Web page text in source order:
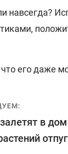
навсегда?
его даже
в дом